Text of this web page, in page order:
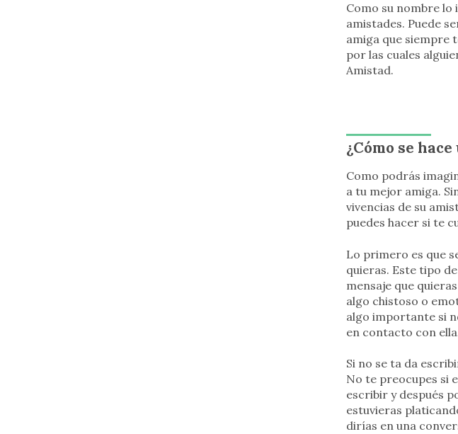
Como su nombre lo
amistades. Puede
amiga que siempre
por las cuales
Amistad.
¿Cómo se
Como podrás
a tu mejor amiga.
vivencias de su
puedes hacer si te
Lo primero es que
quieras. Este tipo
mensaje que
algo chistoso o
algo importante si
en contacto con
Si no se ta da
No te preocupes si
escribir y después
estuvieras
dirías en una